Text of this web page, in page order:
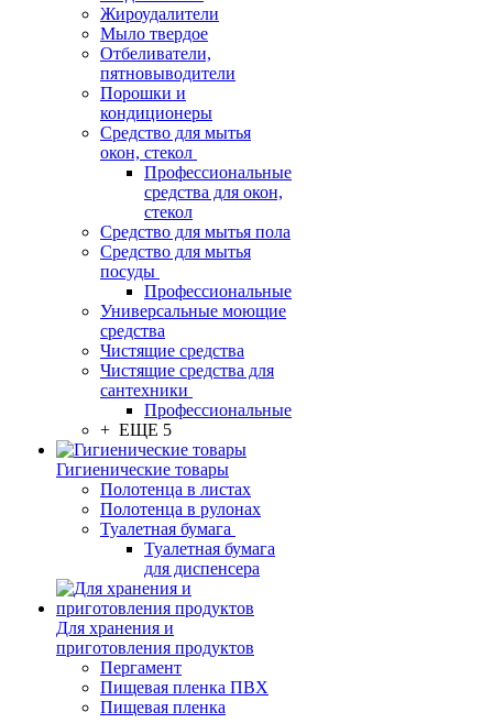
Жироудалители
Мыло твердое
Отбеливатели,
пятновыводители
Порошки и
кондиционеры
Средство для мытья
окон, стекол
Профессиональные
средства для окон,
стекол
Средство для мытья пола
Средство для мытья
посуды
Профессиональные
Универсальные моющие
средства
Чистящие средства
Чистящие средства для
сантехники
Профессиональные
+ ЕЩЕ 5
Гигиенические товары
Полотенца в листах
Полотенца в рулонах
Туалетная бумага
Туалетная бумага
для диспенсера
Для хранения и
приготовления продуктов
Пергамент
Пищевая пленка ПВХ
Пищевая пленка